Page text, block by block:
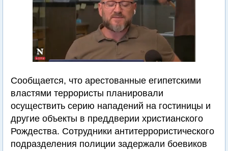
Сообщается, что арестованные египетскими
властями террористы планировали
осуществить серию нападений на гостиницы и
другие объекты в преддверии христианского
Рождества. Сотрудники антитеррористического
подразделения полиции задержали боевиков